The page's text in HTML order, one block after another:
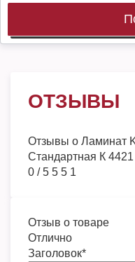
ОТЗЫВЫ
Отзывы о Ламинат
Стандартная К
0 /5 5 5 1
Отзыв о товаре
Отлично
Заголовок*